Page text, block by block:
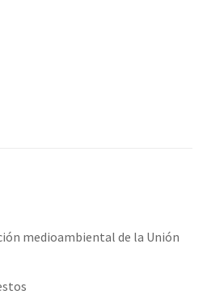
medioambiental de la Unión